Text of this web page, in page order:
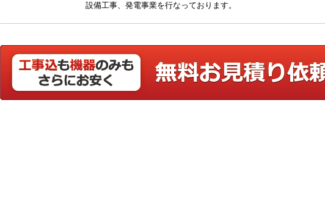
設備工事、発電事業を行なっております。